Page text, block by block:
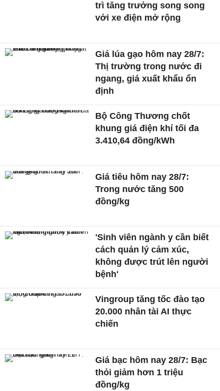
trì tăng trưởng song song
với xe điện mở rộng
Giá lúa gạo hôm nay 28/7:
Thị trường trong nước đi
ngang, giá xuất khẩu ổn
định
Bộ Công Thương chốt
khung giá điện khí tối đa
3.410,64 đồng/kWh
Giá tiêu hôm nay 28/7:
Trong nước tăng 500
đồng/kg
'Sinh viên ngành y cần biết
cách quản lý cảm xúc,
không được trút lên người
bệnh'
Vingroup tăng tốc đào tạo
20.000 nhân tài AI thực
chiến
Giá bạc hôm nay 28/7: Bạc
thỏi giảm hơn 1 triệu
đồng/kg